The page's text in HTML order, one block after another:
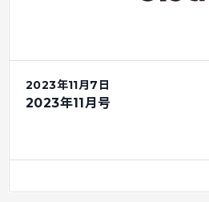
2023年11月7日
2023年11月号